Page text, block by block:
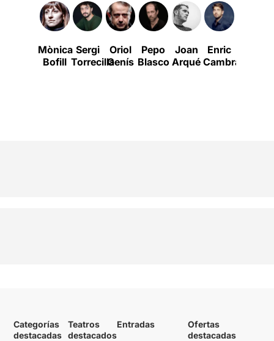
Mònica
Bofill
Sergi
Torrecilla
Oriol
Genís
Pepo
Blasco
Joan
Arqué
Enric
Cambray
Categorías
destacadas
Teatros
destacados
Entradas
Ofertas
destacadas